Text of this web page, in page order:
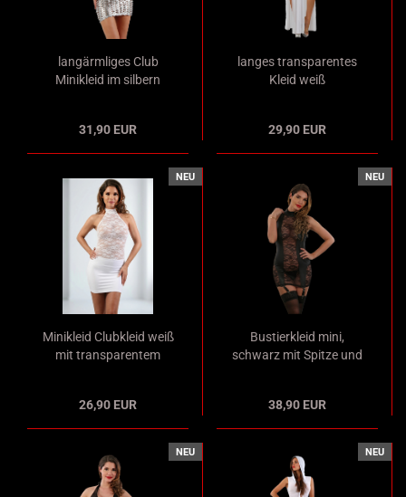
langärmliges Club
Minikleid im silbern
Ausschnitten
31,90 EUR
langes transparentes
Kleid weiß
Spitzeneinsätzen
29,90 EUR
NEU
Minikleid Clubkleid weiß
mit transparentem
26,90 EUR
NEU
Bustierkleid mini,
schwarz mit Spitze und
38,90 EUR
NEU NEU